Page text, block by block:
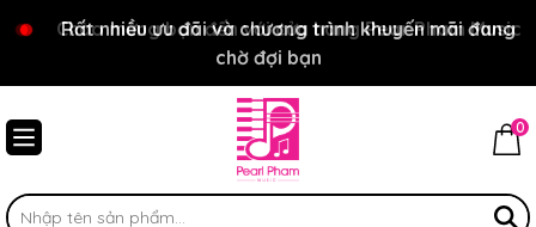
Chào mừng bạn đến với cửa hàng Pear Pham Music
Rất nhiều ưu đãi và chương trình khuyến mãi đang
chờ đợi bạn
0